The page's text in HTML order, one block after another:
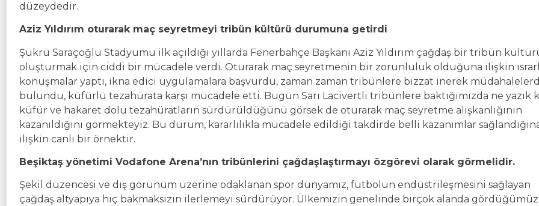
düzeydedir.
Aziz Yıldırım oturarak maç seyretmeyi tribün kültürü durumuna getirdi
Şükrü Saraçoğlu Stadyumu ilk açıldığı yıllarda Fenerbahçe Başkanı Aziz Yıldırım çağdaş bir tribün
oluşturmak için ciddi bir mücadele verdi. Oturarak maç seyretmenin bir zorunluluk olduğuna ilişkin
konuşmalar yaptı, ikna edici uygulamalara başvurdu, zaman zaman tribünlere bizzat inerek
bulundu, küfürlü tezahürata karşı mücadele etti. Bugün Sarı Lacivertli tribünlere baktığımızda ne yazık
küfür ve hakaret dolu tezahüratların sürdürüldüğünü görsek de oturarak maç seyretme alışkanlığının
kazanıldığını görmekteyiz. Bu durum, kararlılıkla mücadele edildiği takdirde belli kazanımlar
ilişkin canlı bir örnektir.
Beşiktaş yönetimi Vodafone Arena’nın tribünlerini çağdaşlaştırmayı özgörevi olarak görmelidir.
Şekil düzencesi ve dış görünüm üzerine odaklanan spor dünyamız, futbolun endüstrileşmesini sağlayan
çağdaş altyapıya hiç bakmaksızın ilerlemeyi sürdürüyor. Ülkemizin genelinde birçok alanda gördüğümüz